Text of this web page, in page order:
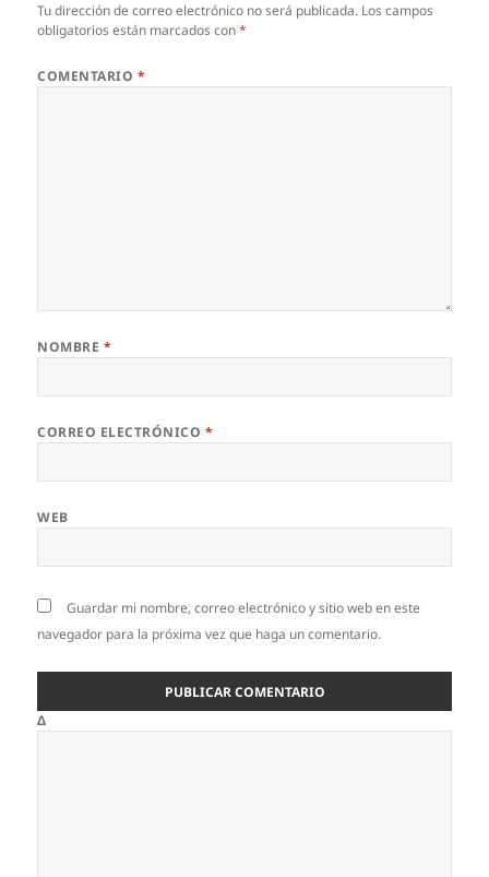
Tu dirección de correo electrónico no será publicada. Los campos
obligatorios están marcados con*
COMENTARIO *
NOMBRE *
CORREO ELECTRÓNICO *
WEB
Guardar mi nombre, correo electrónico y sitio web en este
navegador para la próxima vez que haga un comentario.
Δ